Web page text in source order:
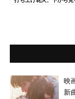
映
新